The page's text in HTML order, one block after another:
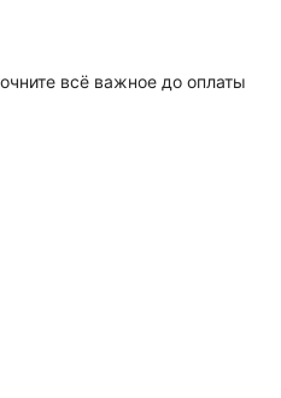
всё важное до оплаты